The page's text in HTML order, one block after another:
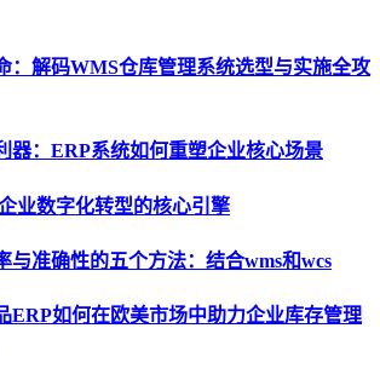
：解码WMS仓库管理系统选型与实施全攻
器：ERP系统如何重塑企业核心场景
业数字化转型的核心引擎
与准确性的五个方法：结合wms和wcs
ERP如何在欧美市场中助力企业库存管理